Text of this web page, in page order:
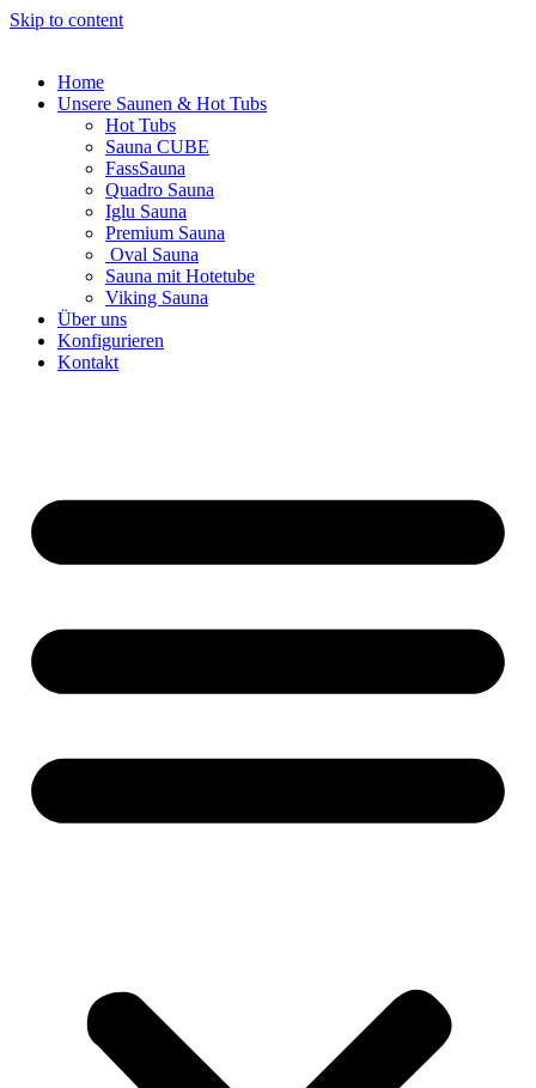
Skip to content
Home
Unsere Saunen & Hot Tubs
Hot Tubs
Sauna CUBE
FassSauna
Quadro Sauna
Iglu Sauna
Premium Sauna
Oval Sauna
Sauna mit Hotetube
Viking Sauna
Über uns
Konfigurieren
Kontakt